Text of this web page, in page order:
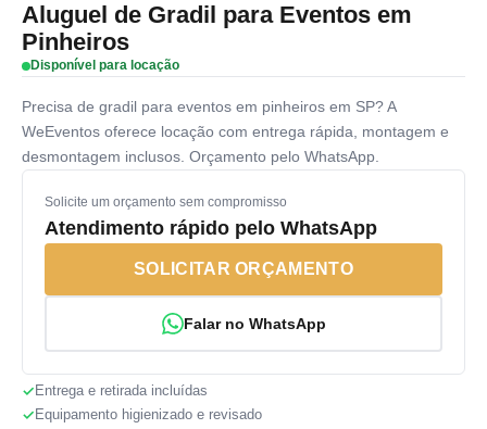
Aluguel de Gradil para Eventos em
Pinheiros
Disponível para locação
Precisa de gradil para eventos em pinheiros em SP? A
WeEventos oferece locação com entrega rápida, montagem e
desmontagem inclusos. Orçamento pelo WhatsApp.
Solicite um orçamento sem compromisso
Atendimento rápido pelo WhatsApp
SOLICITAR ORÇAMENTO
Falar no WhatsApp
Entrega e retirada incluídas
Equipamento higienizado e revisado